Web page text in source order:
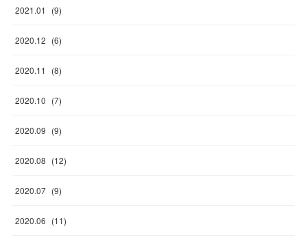
2021.01 (9)
2020.12 (6)
2020.11 (8)
2020.10 (7)
2020.09 (9)
2020.08 (12)
2020.07 (9)
2020.06 (11)